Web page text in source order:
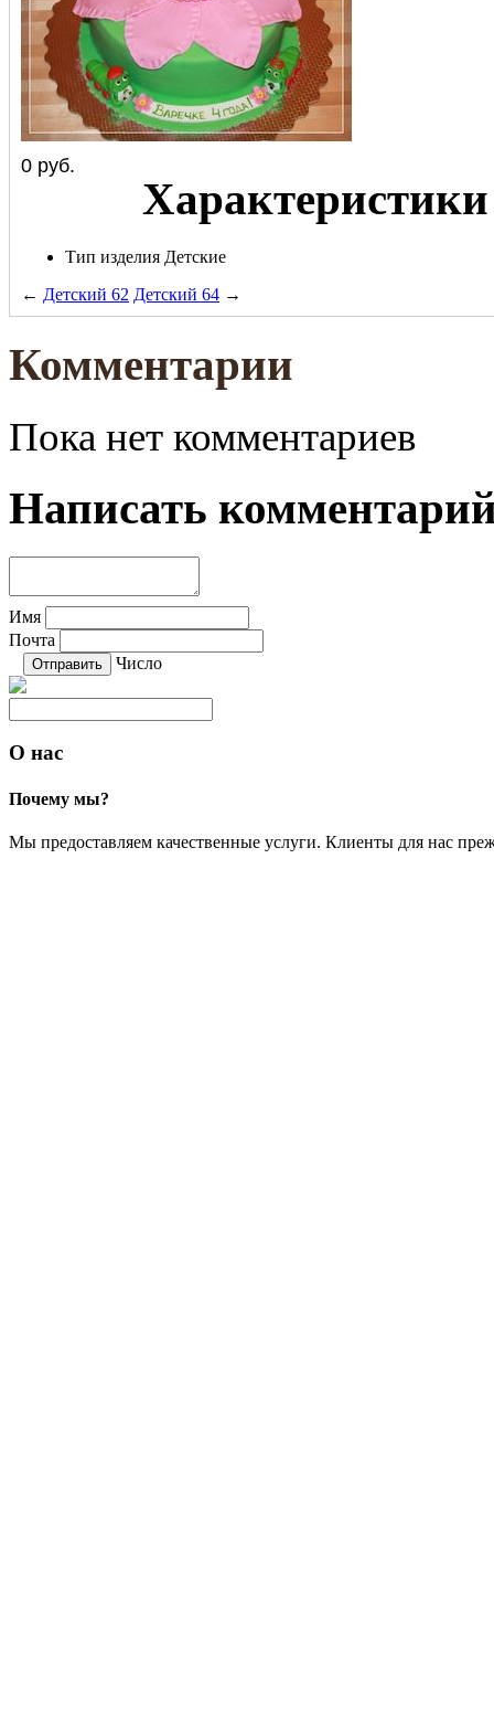
0 руб.
Характеристики
Тип изделия Детские
← Детский 62 Детский 64 →
Комментарии
Пока нет комментариев
Написать
Имя
Почта
Число
О нас
Почему мы?
Мы предоставляем качественные услуги. Клиенты для нас